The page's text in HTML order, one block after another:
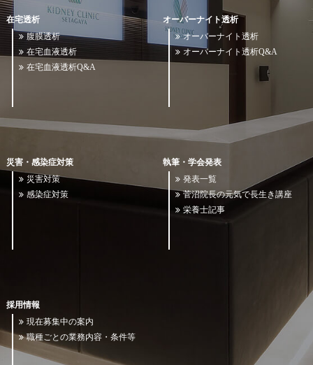
在宅透析
腹膜透析
在宅血液透析
在宅血液透析Q&A
オーバーナイト透析
オーバーナイト透析
オーバーナイト透析Q&A
災害・感染症対策
災害対策
感染症対策
執筆・学会発表
発表一覧
菅沼院長の元気で長生き講座
栄養士記事
採用情報
現在募集中の案内
職種ごとの業務内容・条件等